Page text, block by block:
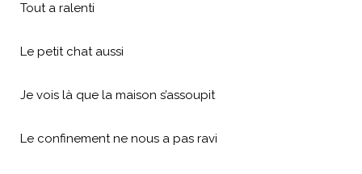
Tout a ralenti
Le petit chat aussi
Je vois là que la maison s’assoupit
Le confinement ne nous a pas ravi